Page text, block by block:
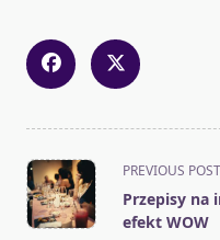
<span
class="nav-
subtitle
PREVIOUS POST
Przepisy na
efekt WOW